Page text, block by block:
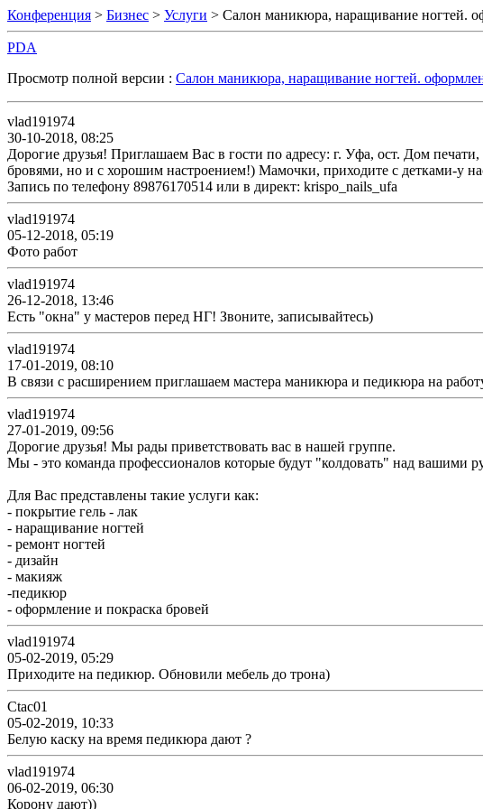
Конференция > Бизнес > Услуги > Салон маникюра, наращивание ногтей.
PDA
Просмотр полной версии : Салон маникюра, наращивание ногтей.
vlad191974
30-10-2018, 08:25
Дорогие друзья! Приглашаем Вас в гости по адресу: г. Уфа, ост. Дом
бровями, но и с хорошим настроением!) Мамочки, приходите с детками-у
Запись по телефону 89876170514 или в директ: krispo_nails_ufa
vlad191974
05-12-2018, 05:19
Фото работ
vlad191974
26-12-2018, 13:46
Есть "окна" у мастеров перед НГ! Звоните, записывайтесь)
vlad191974
17-01-2019, 08:10
В связи с расширением приглашаем мастера маникюра и педикюра на
vlad191974
27-01-2019, 09:56
Дорогие друзья! Мы рады приветствовать вас в нашей группе.
Мы - это команда профессионалов которые будут "колдовать" над вашими
Для Вас представлены такие услуги как:
- покрытие гель - лак
- наращивание ногтей
- ремонт ногтей
- дизайн
- макияж
-педикюр
- оформление и покраска бровей
vlad191974
05-02-2019, 05:29
Приходите на педикюр. Обновили мебель до трона)
Ctac01
05-02-2019, 10:33
Белую каску на время педикюра дают ?
vlad191974
06-02-2019, 06:30
Корону дают))